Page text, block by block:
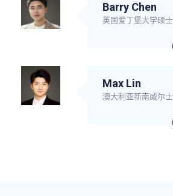
Barry Chen
英国爱丁堡大学硕士
Max Lin
澳大利亚新南威尔